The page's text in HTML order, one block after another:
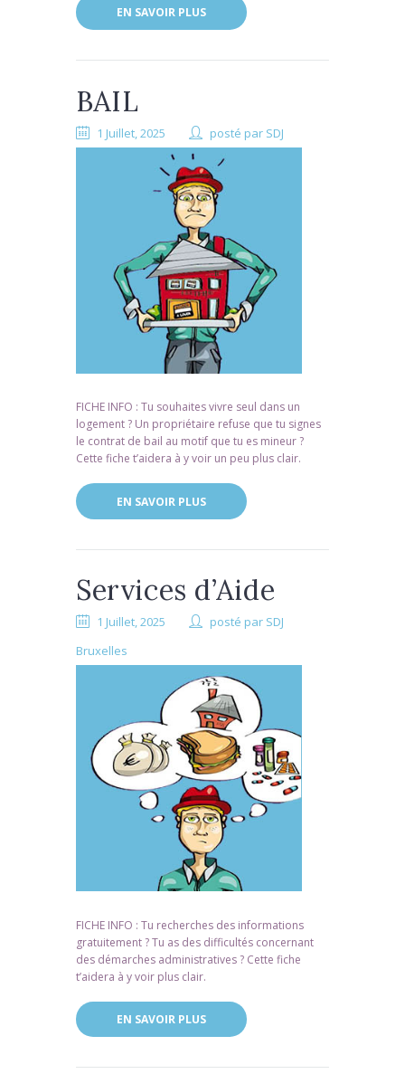
EN SAVOIR PLUS
BAIL
1 Juillet, 2025 posté par SDJ
FICHE INFO : Tu souhaites vivre seul dans un
logement ? Un propriétaire refuse que tu signes
le contrat de bail au motif que tu es mineur ?
Cette fiche t’aidera à y voir un peu plus clair.
EN SAVOIR PLUS
Services d’Aide
1 Juillet, 2025 posté par SDJ
Bruxelles
FICHE INFO : Tu recherches des informations
gratuitement ? Tu as des difficultés concernant
des démarches administratives ? Cette fiche
t’aidera à y voir plus clair.
EN SAVOIR PLUS